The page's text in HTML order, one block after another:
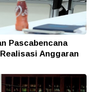
Pascabencana
Anggaran